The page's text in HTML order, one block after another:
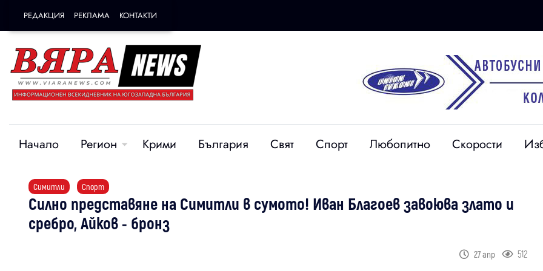
РЕДАКЦИЯ РЕКЛАМА КОНТАКТИ
Начало Регион Крими България Свят Спорт Любопитно Скорости
Симитли Спорт
Силно представяне на Симитли в сумото! Иван Благоев завоюва злато и
сребро, Айков - бронз
27 апр 512